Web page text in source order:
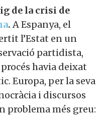
de la crisi de
. A Espanya, el
l’Estat en un
partidista,
havia deixat
Europa, per la seva
i discursos
problema més greu: